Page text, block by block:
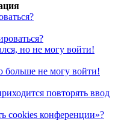
но не могу войти!
больше не могу войти!
повторять ввод
cookies конференции»?